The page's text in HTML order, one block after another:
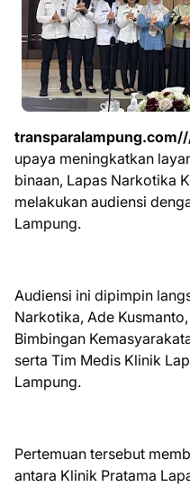
upaya meningkatkan
binaan, Lapas Narkotika
melakukan audiensi
Lampung.
Audiensi ini dipimpin
Narkotika, Ade
Bimbingan
serta Tim Medis Klinik
Lampung.
Pertemuan tersebut
antara Klinik Pratama